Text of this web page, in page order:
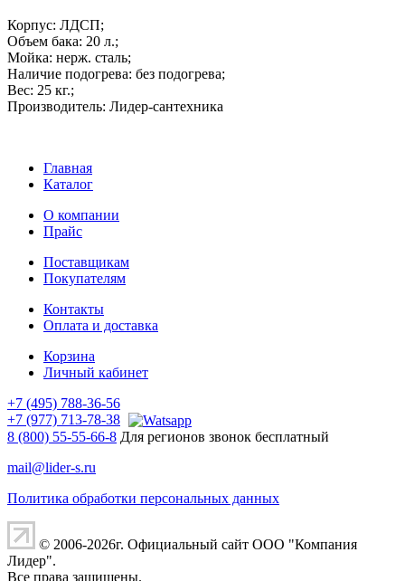
Корпус: ЛДСП;
Объем бака: 20 л.;
Мойка: нерж. сталь;
Наличие подогрева: без подогрева;
Вес: 25 кг.;
Производитель: Лидер-сантехника
Главная
Каталог
О компании
Прайс
Поставщикам
Покупателям
Контакты
Оплата и доставка
Корзина
Личный кабинет
+7 (495) 788-36-56
+7 (977) 713-78-38
8 (800) 55-55-66-8 Для регионов звонок бесплатный
mail@lider-s.ru
Политика обработки персональных данных
© 2006-2026г. Официальный сайт ООО "Компания
Лидер".
Все права защищены.